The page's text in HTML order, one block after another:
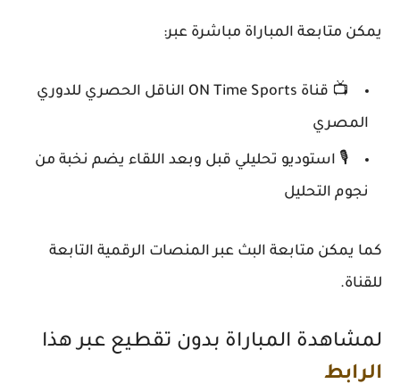
يمكن متابعة المباراة مباشرة عبر:
📺 قناة ON Time Sports الناقل الحصري للدوري
المصري
🎙️ استوديو تحليلي قبل وبعد اللقاء يضم نخبة من
نجوم التحليل
كما يمكن متابعة البث عبر المنصات الرقمية التابعة
للقناة.
لمشاهدة المباراة بدون تقطيع عبر هذا
الرابط